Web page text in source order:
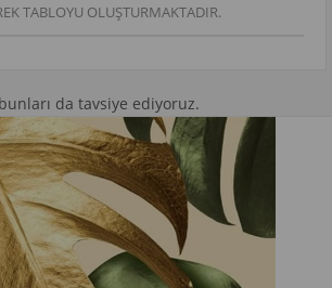
TABLOYU OLUŞTURMAKTADIR.
da tavsiye ediyoruz.